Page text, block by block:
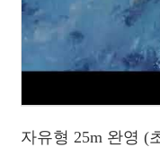
자유형 25m 완영 (